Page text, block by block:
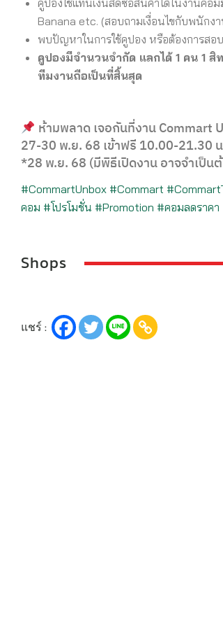
คูปองใช้แทนเงินสดซื้อสินค้าได้ในงานคอ
Banana etc. (สอบถามเงื่อนไขกับพนักง
พบปัญหาในการใช้คูปอง หรือต้องการส
คูปองมีจำนวนจำกัด แลกได้1 คน 1 สิ
ทีมงานถือเป็นที่สิ้นสุด
ห้ามพลาด เจอกันที่งานCommart
27-30 พ.ย. 68 เข้าฟรี 10.00-21.30 น
*28 พ.ย. 68 (มีพิธีเปิดงาน อาจจำเป็
#CommartUnbox #Commart
คอม #โปรโมชั่น #Promotion #คอมลดราคา
Shops
แชร์ :